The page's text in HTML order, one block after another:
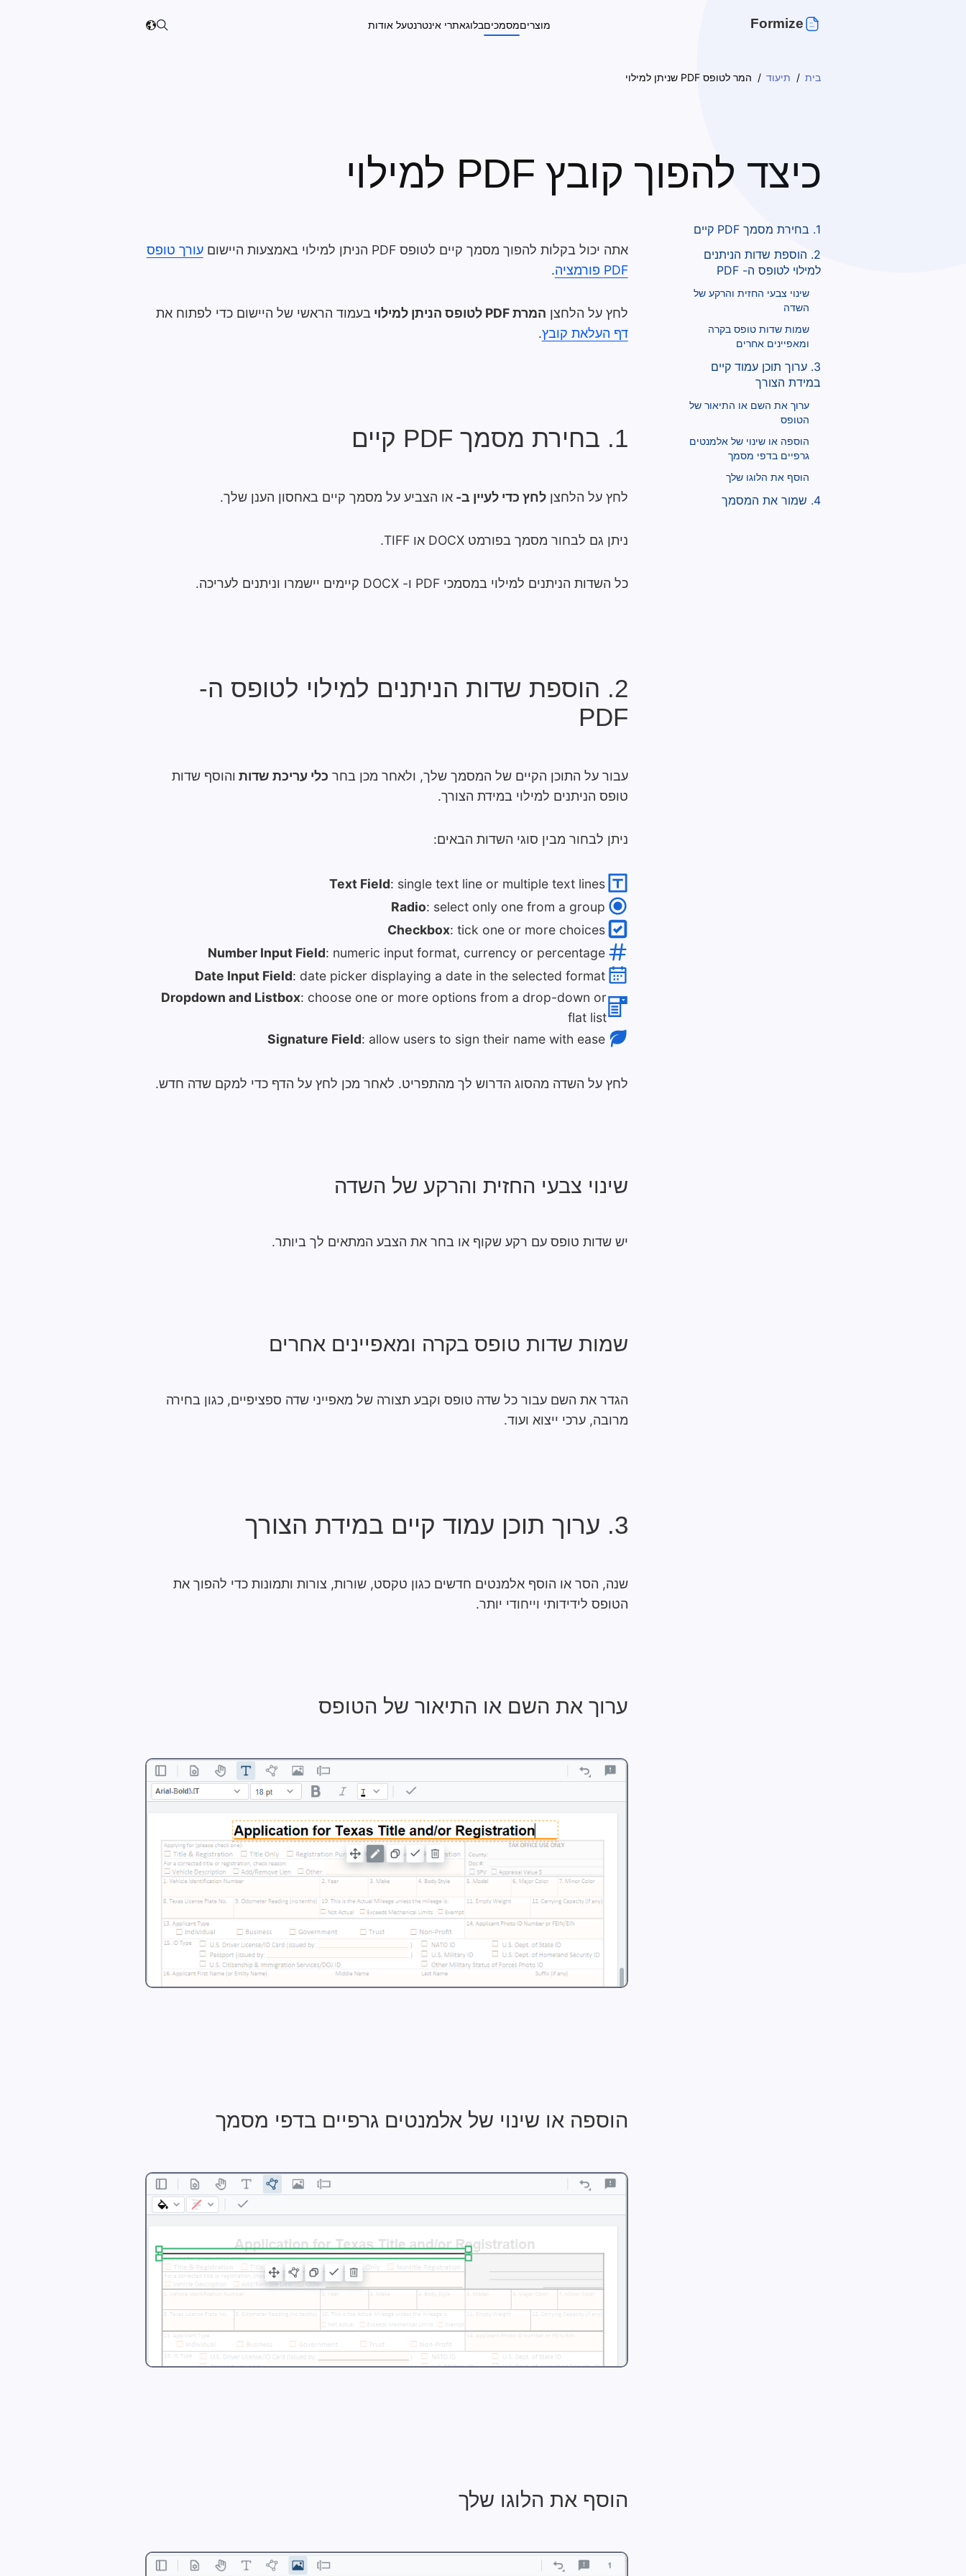
Formize מוצריםמסמכיםבלוגאתרי אינטרנטעל אודות
בית תיעוד המר לטופס PDF שניתן למילוי
כיצד להפוך קובץ PDF למילוי
1. בחירת מסמך PDF קיים
2. הוספת שדות הניתנים
למילוי לטופס ה- PDF
שינוי צבעי החזית והרקע של
השדה
שמות שדות טופס בקרה
ומאפיינים אחרים
3. ערוך תוכן עמוד קיים
במידת הצורך
ערוך את השם או התיאור של
הטופס
הוספה או שינוי של אלמנטים
גרפיים בדפי מסמך
הוסף את הלוגו שלך
4. שמור את המסמך
אתה יכול בקלות להפוך מסמך קיים לטופס PDF הניתן למילוי באמצעות היישום
עורך טופס
PDF פורמציה
.
לחץ על הלחצן המרת PDF לטופס הניתן למילוי
בעמוד הראשי של היישום כדי לפתוח את
דף העלאת קובץ.
1. בחירת מסמך PDF קיים
לחץ על הלחצןלחץ כדי לעיין ב-או הצביע על מסמך קיים באחסון הענן שלך.
ניתן גם לבחור מסמך בפורמט DOCX או TIFF.
כל השדות הניתנים למילוי במסמכי PDF ו- DOCX קיימים יישמרו וניתנים לעריכה.
2. הוספת שדות הניתנים למילוי לטופס ה-
PDF
עבור על התוכן הקיים של המסמך שלך, ולאחר מכן בחר כלי עריכת שדות והוסף שדות
טופס הניתנים למילוי במידת הצורך.
ניתן לבחור מבין סוגי השדות הבאים:
Text Field: single text line or multiple text lines
Radio: select only one from a group
Checkbox: tick one or more choices
Number Input Field: numeric input format, currency or percentage
Date Input Field: date picker displaying a date in the selected format
Dropdown and Listbox: choose one or more options from a drop-down or
flat list
Signature Field: allow users to sign their name with ease
לחץ על השדה מהסוג הדרוש לך מהתפריט. לאחר מכן לחץ על הדף כדי למקם שדה חדש.
שינוי צבעי החזית והרקע של השדה
יש שדות טופס עם רקע שקוף או בחר את הצבע המתאים לך ביותר.
שמות שדות טופס בקרה ומאפיינים אחרים
הגדר את השם עבור כל שדה טופס וקבע תצורה של מאפייני שדה ספציפיים, כגון בחירה
מרובה, ערכי ייצוא ועוד.
3. ערוך תוכן עמוד קיים במידת הצורך
שנה, הסר או הוסף אלמנטים חדשים כגון טקסט, שורות, צורות ותמונות כדי להפוך את
הטופס לידידותי וייחודי יותר.
ערוך את השם או התיאור של הטופס
הוספה או שינוי של אלמנטים גרפיים בדפי מסמך
הוסף את הלוגו שלך